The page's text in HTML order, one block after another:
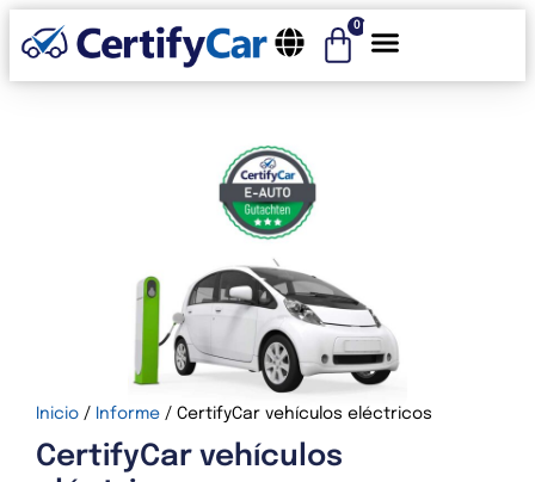
0
Inicio/ Informe/ CertifyCar vehículos eléctricos
CertifyCar vehículos